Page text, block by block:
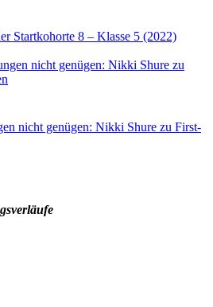
Startkohorte 8 – Klasse 5 (2022)
nicht genügen: Nikki Shure zu First-